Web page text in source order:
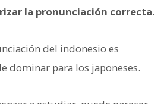
la pronunciación correcta.
del indonesio es
dominar para los japoneses.